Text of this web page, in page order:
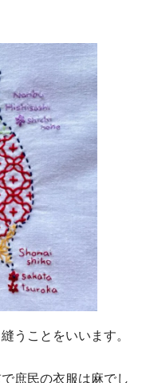
うことをいいます。
庶民の衣服は麻でし